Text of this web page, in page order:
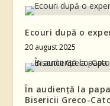
Ecouri după o
20 august 2025
În audiență la
Bisericii Greco-